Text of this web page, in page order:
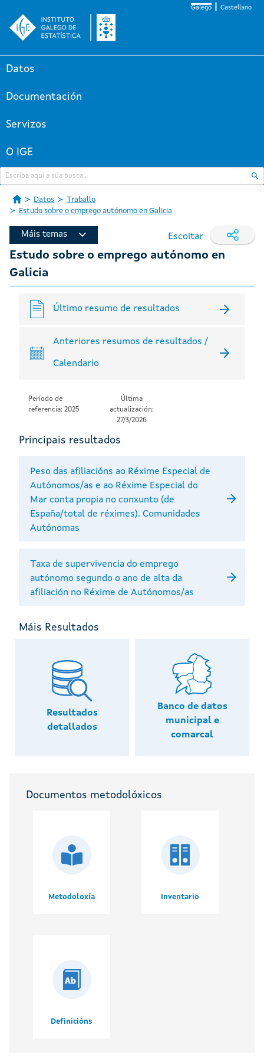
Galego Castellano
Datos
Documentación
Servizos
O IGE
Datos
Traballo
Estudo sobre o emprego autónomo en Galicia
Máis temas Escoitar
Estudo sobre o emprego autónomo en
Galicia
Último resumo de resultados
Anteriores resumos de resultados /
Calendario
Período de
referencia: 2025
Última
actualización:
27/3/2026
Principais resultados
Peso das afiliacións ao Réxime Especial de
Autónomos/as e ao Réxime Especial do
Mar conta propia no conxunto (de
España/total de réximes). Comunidades
Autónomas
Taxa de supervivencia do emprego
autónomo segundo o ano de alta da
afiliación no Réxime de Autónomos/as
Máis Resultados
Resultados
detallados
Banco de datos
municipal e
comarcal
Documentos metodolóxicos
Metodoloxía Inventario
Definicións